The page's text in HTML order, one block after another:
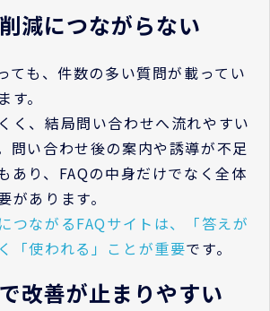
減につながらない
ても、件数の多い質問が載ってい
。
く、結局問い合わせへ流れやすい
問い合わせ後の案内や誘導が不足
あり、FAQの中身だけでなく全体
があります。
つながるFAQサイトは、「答えが
「使われる」ことが重要です。
改善が止まりやすい